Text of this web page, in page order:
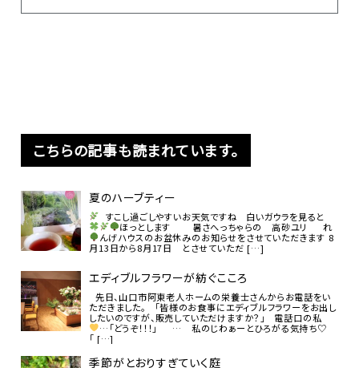
こちらの記事も読まれています。
夏のハーブティー
すこし過ごしやすいお天気ですね 白いガウラを見ると
ほっとします 暑さへっちゃらの 高砂ユリ
れ
んげハウスのお盆休みのお知らせをさせていただきます 8
月13日から8月17日 とさせていただ […]
エディブルフラワーが紡ぐこころ
先日、山口市阿東老人ホームの栄養士さんからお電話をい
ただきました。 「皆様のお食事にエディブルフラワーをお出し
したいのですが、販売していただけますか？」 電話口の私
…「どうぞ！！！」
… 私のじわぁーとひろがる気持ち♡
「 […]
季節がとおりすぎていく庭